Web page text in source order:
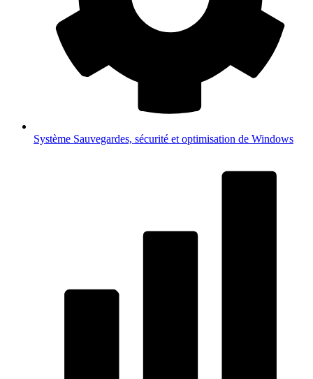
Système Sauvegardes, sécurité et optimisation de Windows